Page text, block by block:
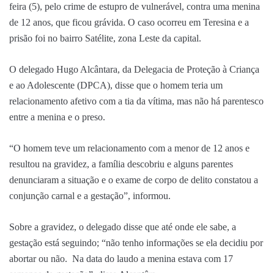
feira (5), pelo crime de estupro de vulnerável, contra uma menina
de 12 anos, que ficou grávida. O caso ocorreu em Teresina e a
prisão foi no bairro Satélite, zona Leste da capital.
O delegado Hugo Alcântara, da Delegacia de Proteção à Criança
e ao Adolescente (DPCA), disse que o homem teria um
relacionamento afetivo com a tia da vítima, mas não há parentesco
entre a menina e o preso.
“O homem teve um relacionamento com a menor de 12 anos e
resultou na gravidez, a família descobriu e alguns parentes
denunciaram a situação e o exame de corpo de delito constatou a
conjunção carnal e a gestação”, informou.
Sobre a gravidez, o delegado disse que até onde ele sabe, a
gestação está seguindo; “não tenho informações se ela decidiu por
abortar ou não. Na data do laudo a menina estava com 17